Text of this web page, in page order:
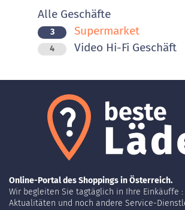
Alle Geschäfte
3 Supermarket
4 Video Hi-Fi Geschäft
Online-Portal des Shoppings in Österreich.
Wir begleiten Sie tagtäglich in Ihre Einkäuffe :
Aktualitäten und noch andere Service-